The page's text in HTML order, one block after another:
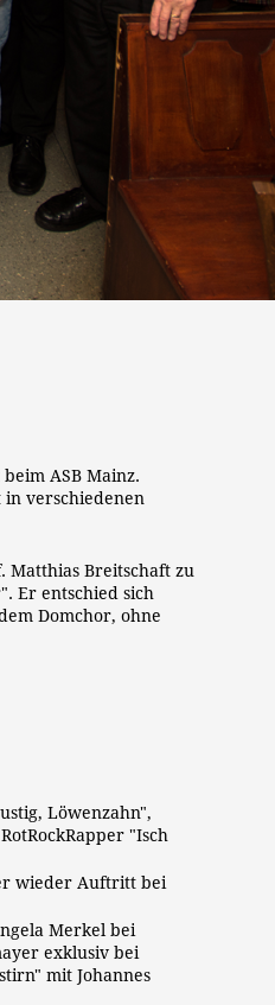
ASB Mainz.
in verschiedenen
Matthias Breitschaft zu
Er entschied sich
Domchor, ohne
Löwenzahn",
"Isch
wieder Auftritt bei
Merkel bei
exklusiv bei
mit Johannes